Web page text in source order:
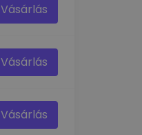
Vásárlás
Vásárlás
Vásárlás